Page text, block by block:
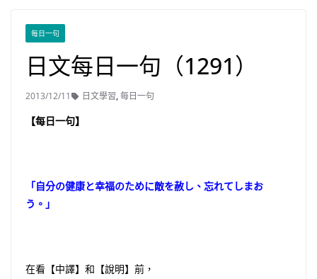
每日一句
日文每日一句（1291）
2013/12/11 日文學習,每日一句
【每日一句】
「自分の健康と幸福のために敵を赦し、忘れてしまお
う。」
在看【中譯】和【說明】前，